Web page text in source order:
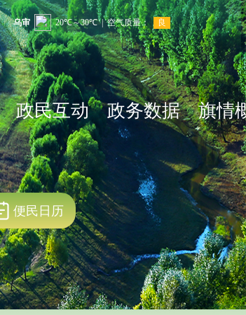
政民互动 政务数据 旗情
便民日历